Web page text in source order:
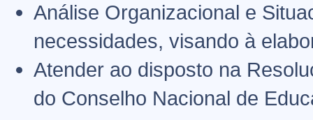
Análise Organizacional e
necessidades, visando à
Atender ao disposto na
do Conselho Nacional de